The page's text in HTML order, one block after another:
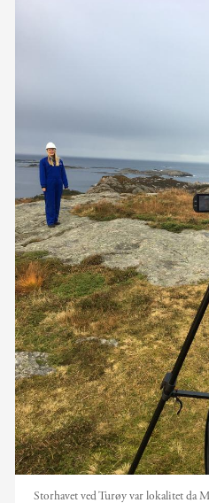
Storhavet ved Turøy var lokalitet da